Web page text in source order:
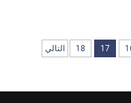
17
18 التالي